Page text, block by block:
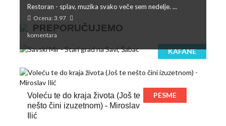
PREPORUČUJEMO
KAFANE
Restoran - splav, muzika svako veče sem nedelje. ...
Ocena: 3.97
komentara
Voleću te do kraja života (Još te
nešto čini izuzetnom) - Miroslav
Ilić
PESME